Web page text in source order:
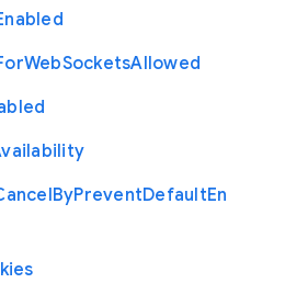
WebSocketsAllowed
ByPreventDefaultEn